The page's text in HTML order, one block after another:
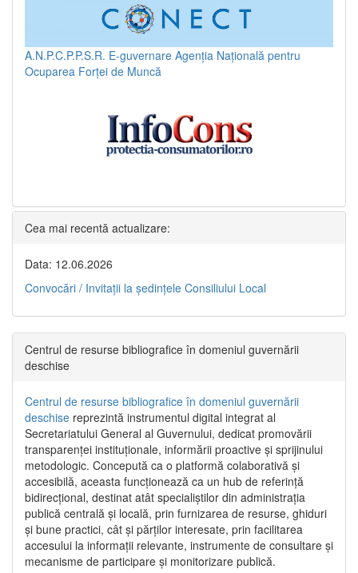
A.N.P.C.P.P.S.R. E-guvernare Agenția Națională pentru
Ocuparea Forței de Muncă
Cea mai recentă actualizare:
Data: 12.06.2026
Convocări / Invitaţii la şedinţele Consiliului Local
Centrul de resurse bibliografice în domeniul guvernării
deschise
Centrul de resurse bibliografice în domeniul guvernării
deschise reprezintă instrumentul digital integrat al
Secretariatului General al Guvernului, dedicat promovării
transparenței instituționale, informării proactive și sprijinului
metodologic. Concepută ca o platformă colaborativă și
accesibilă, aceasta funcționează ca un hub de referință
bidirecțional, destinat atât specialiștilor din administrația
publică centrală și locală, prin furnizarea de resurse, ghiduri
și bune practici, cât și părților interesate, prin facilitarea
accesului la informații relevante, instrumente de consultare și
mecanisme de participare și monitorizare publică.